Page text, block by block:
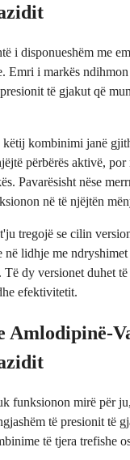
i disponueshëm me
Emri i markës ndihmon
të gjakut që
kombinimi janë
përbërës aktivë,
Pavarësisht nëse
në të njëjtën
tregojë se cilin
në lidhje me
Të dy versionet duhet
efektivitetit.
Amlodipinë-
funksionon mirë për
të presionit të
të tjera trefishe